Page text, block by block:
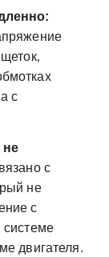
с
не
с
не
с
системе
двигателя.